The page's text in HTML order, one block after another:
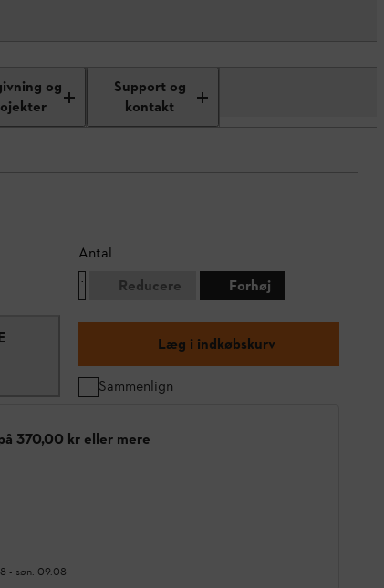
og
Support og
kontakt
Antal
Reducere
Forhøj
Læg i indkøbskurv
Sammenlign
370,00 kr eller mere
- søn. 09.08